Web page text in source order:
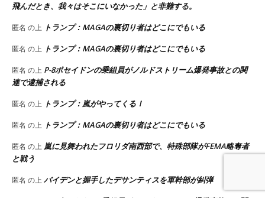
飛んだとき、我々はそこにいなかった」と非難する。
匿名 の上 トランプ：MAGAの裏切り者はどこにでもいる
匿名 の上 トランプ：MAGAの裏切り者はどこにでもいる
匿名 の上 P-8ポセイドンの乗組員がノルドストリーム爆発事故との関
連で逮捕される
匿名 の上 トランプ：嵐がやってくる！
匿名 の上 トランプ：MAGAの裏切り者はどこにでもいる
匿名 の上 嵐に見舞われたフロリダ南西部で、特殊部隊がFEMA略奪者
と戦う
匿名 の上 バイデンと握手したデサンティスを軍幹部が糾弾